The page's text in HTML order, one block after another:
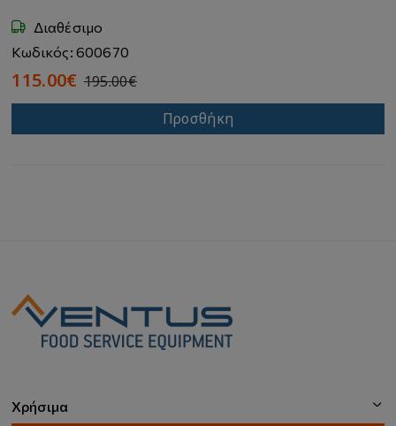
Διαθέσιμο
Κωδικός: 600670
115.00€ 195.00€
Προσθήκη
Χρήσιμα